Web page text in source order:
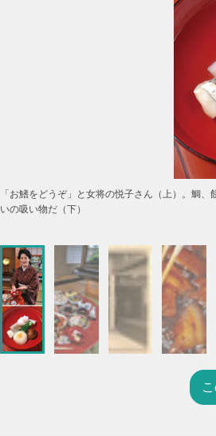
「お鰭をどうぞ」と女将の悦子さん（上）。鯛
いの吸い物だ（下）